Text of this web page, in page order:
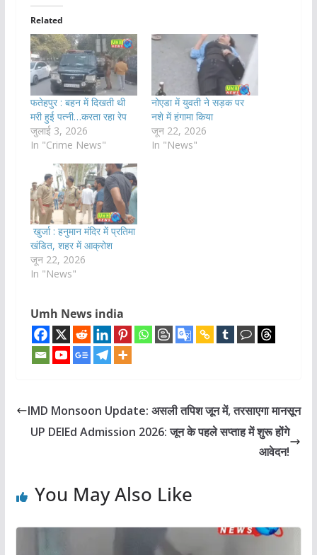
Related
फतेहपुर : बहन में दिखती थी
मरी हुई पत्नी…करता रहा रेप
जुलाई 3, 2026
In "Crime News"
नोएडा में युवती ने सड़क पर
नशे में हंगामा किया
जून 22, 2026
In "News"
खुर्जा : हनुमान मंदिर में प्रतिमा
खंडित, शहर में आक्रोश
जून 22, 2026
In "News"
Umh News india
IMD Monsoon Update: असली तपिश जून में, तरसाएगा मानसून
UP DElEd Admission 2026: जून के पहले सप्ताह में शुरू होंगे
आवेदन!
You May Also Like